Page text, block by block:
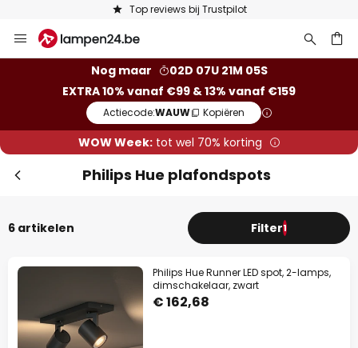
Top reviews bij Trustpilot
naar
Nog maar
02D 07U 21M 05S
EXTRA 10% vanaf €99 & 13% vanaf €159
Actiecode:WAUW Kopiëren
WOW Week:tot wel 70% korting
Philips Hue plafondspots
6 artikelen Filter1
Philips Hue Runner LED spot, 2-lamps,
dimschakelaar, zwart
€ 162,68